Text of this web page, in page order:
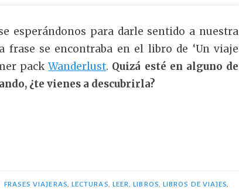
esperándonos para darle sentido a nuestra
frase se encontraba en el libro de ‘Un viaje
packWanderlust. Quizá esté en alguno de
¿te vienes a descubrirla?
FRASES VIAJERAS LECTURAS LEER ,LIBROS LIBROS DE VIAJES